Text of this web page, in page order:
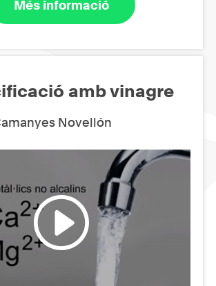
Més informació
amb vinagre
Novellón